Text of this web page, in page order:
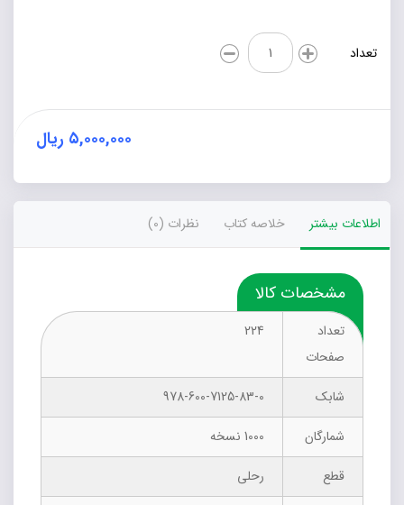
تعداد
طراحان
(کتاب
کمک
ریاضی
۵,۰۰۰,۰۰۰ ریال
اطلاعات بیشتر خلاصه کتاب نظرات (0)
مشخصات کالا
تعداد
صفحات
224
شابک
978-600-7125-83-0
شمارگان
1000 نسخه
قطع
رحلی